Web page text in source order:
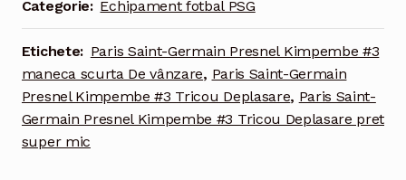
Kimpembe
Deplasare
2021-
2022
maneca
Categorie: Echipament fotbal PSG
Etichete: Paris Saint-Germain Presnel Kimpembe #3
maneca scurta De vânzare, Paris Saint-Germain
Presnel Kimpembe #3 Tricou Deplasare, Paris Saint-
Germain Presnel Kimpembe #3 Tricou Deplasare pret
super mic